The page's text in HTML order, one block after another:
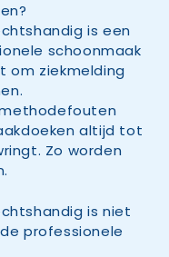
is een
schoonmaak
om ziekmelding
altijd tot
Zo worden
is niet
professionele